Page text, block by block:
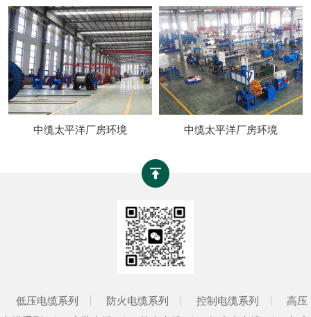
中缆太平洋厂房环境 中缆太平洋厂房环境
低压电缆系列 防火电缆系列 控制电缆系列
高压